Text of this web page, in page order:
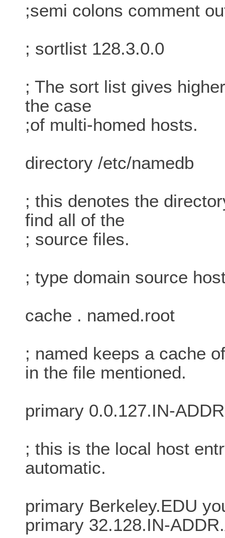
;semi colons comment
; sortlist 128.3.0.0
; The sort list gives
the case
;of multi-homed hosts.
directory /etc/namedb
; this denotes the
find all of the
; source files.
; type domain source
cache . named.root
; named keeps a cache
in the file mentioned.
primary 0.0.127.IN-
; this is the local host
automatic.
primary Berkeley.EDU
primary 32.128.IN-